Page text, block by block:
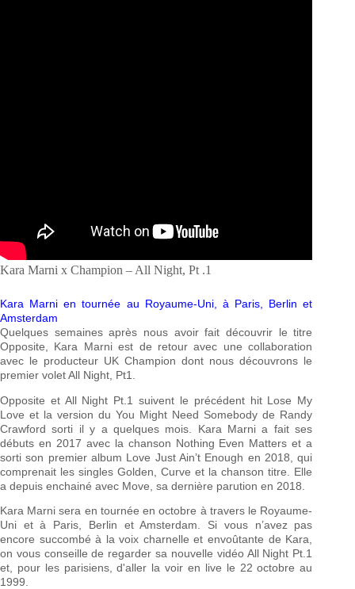
Kara Marni x Champion – All Night, Pt .1
Kara Marni en tournée au Royaume-Uni, à Paris, Berlin et
Amsterdam
Quelques semaines après nous avoir fait découvrir le titre
Opposite, Kara Marni est de retour avec une collaboration
avec le producteur UK Champion dont nous découvrons le
premier volet All Night, Pt1.
Opposite et All Night Pt.1 suivent le précédent hit Lose My
Love et la version du You Might Need Somebody de Randy
Crawford sorti il y a quelques mois. Kara Marni a fait ses
débuts en 2017 avec la chanson Nothing Even Matters et a
sorti son premier album Love Just Ain’t Enough en 2018, qui
comprenait les singles Golden, Curve et la chanson titre. Elle
a depuis enchainé avec Move, sa dernière parution en 2018.
Kara Marni sera en tournée en octobre à travers le Royaume-
Uni et à Paris, Berlin et Amsterdam. Si vous n’avez pas
encore succombé à la voix charnelle et envoûtante de Kara,
on vous conseille de regarder sa nouvelle vidéo All Night Pt.1
et, pour les parisiens, d'aller la voir en live le 22 octobre au
1999.